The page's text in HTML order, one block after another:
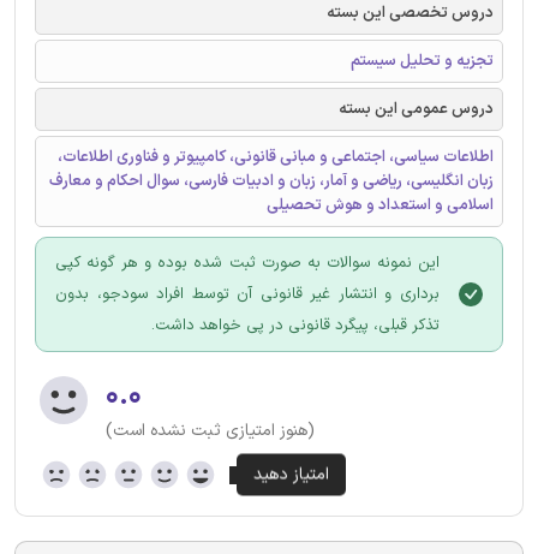
دروس تخصصی این بسته
تجزیه و تحلیل سیستم
دروس عمومی این بسته
اطلاعات سیاسی، اجتماعی و مبانی قانونی، کامپیوتر و فناوری اطلاعات،
زبان انگلیسی، ریاضی و آمار، زبان و ادبیات فارسی، سوال احکام و معارف
اسلامی و استعداد و هوش تحصیلی
این نمونه سوالات به صورت ثبت شده بوده و هر گونه کپی
برداری و انتشار غیر قانونی آن توسط افراد سودجو، بدون
تذکر قبلی، پیگرد قانونی در پی خواهد داشت.
۰.۰
(هنوز امتیازی ثبت نشده است)